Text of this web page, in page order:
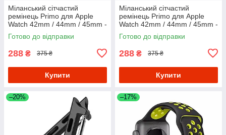
Міланський сітчастий
ремінець Primo для Apple
Watch 42mm / 44mm / 45mm -
Rose Gold
Готово до відправки
288 ₴ 375 ₴
Купити
Міланський сітчастий
ремінець Primo для Apple
Watch 42mm / 44mm / 45mm -
Gold
Готово до відправки
288 ₴ 375 ₴
Купити
–20% –17%